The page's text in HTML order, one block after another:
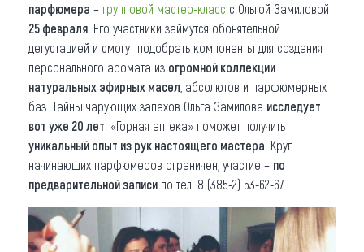
парфюмера – групповой мастер-класс с Ольгой Замиловой
25 февраля . Его участники займутся обонятельной
дегустацией и смогут подобрать компоненты для создания
персонального аромата из огромной коллекции
натуральных эфирных масел , абсолютов и парфюмерных
баз. Тайны чарующих запахов Ольга Замилова исследует
вот уже 20 лет . «Горная аптека» поможет получить
уникальный опыт из рук настоящего мастера . Круг
начинающих парфюмеров ограничен, участие – по
предварительной записи по тел. 8 (385-2) 53-62-67.